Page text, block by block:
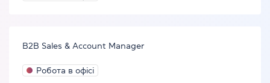
B2B Sales & Account Manager
Робота в офісі